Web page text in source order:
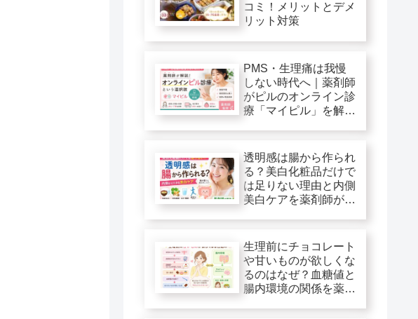
コミ！メリットとデメ
リット対策
PMS・生理痛は我慢
しない時代へ｜薬剤師
がピルのオンライン診
療「マイピル」を解
透明感は腸から作られ
る？美白化粧品だけで
は足りない理由と内側
美白ケアを薬剤師が解
生理前にチョコレート
や甘いものが欲しくな
るのはなぜ？血糖値と
腸内環境の関係を薬剤